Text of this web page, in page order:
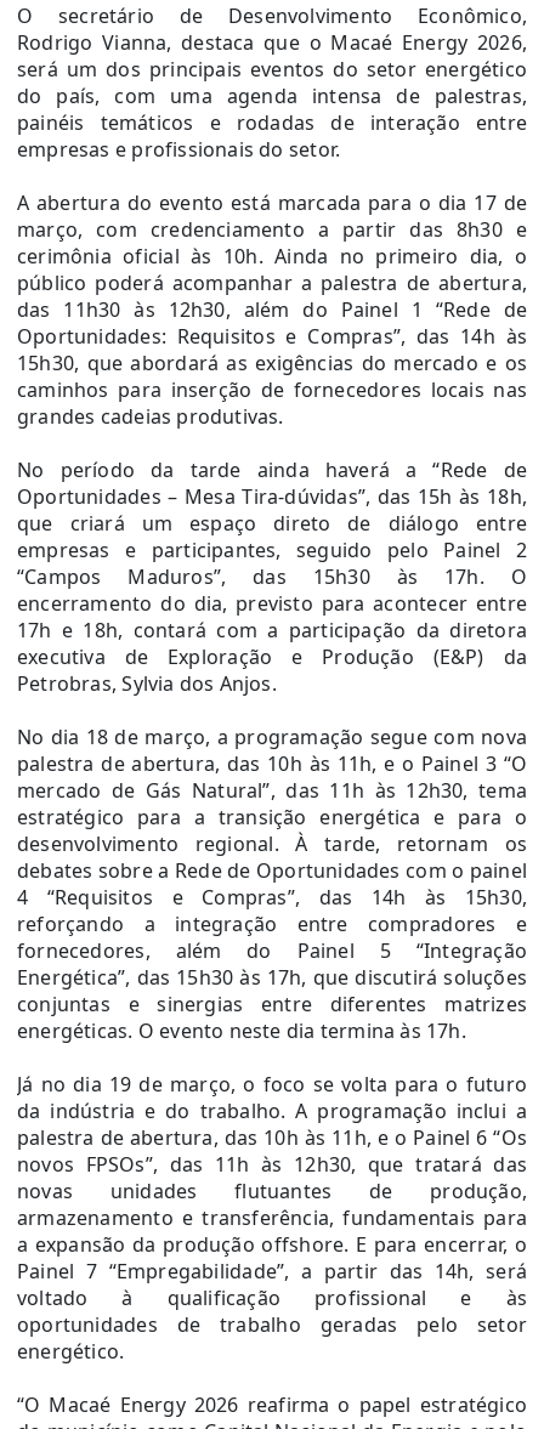
O secretário de Desenvolvimento Econômico,
Rodrigo Vianna, destaca que o Macaé Energy 2026,
será um dos principais eventos do setor energético
do país, com uma agenda intensa de palestras,
painéis temáticos e rodadas de interação entre
empresas e profissionais do setor.
A abertura do evento está marcada para o dia 17 de
março, com credenciamento a partir das 8h30 e
cerimônia oficial às 10h. Ainda no primeiro dia, o
público poderá acompanhar a palestra de abertura,
das 11h30 às 12h30, além do Painel 1 “Rede de
Oportunidades: Requisitos e Compras”, das 14h às
15h30, que abordará as exigências do mercado e os
caminhos para inserção de fornecedores locais nas
grandes cadeias produtivas.
No período da tarde ainda haverá a “Rede de
Oportunidades – Mesa Tira-dúvidas”, das 15h às 18h,
que criará um espaço direto de diálogo entre
empresas e participantes, seguido pelo Painel 2
“Campos Maduros”, das 15h30 às 17h. O
encerramento do dia, previsto para acontecer entre
17h e 18h, contará com a participação da diretora
executiva de Exploração e Produção (E&P) da
Petrobras, Sylvia dos Anjos.
No dia 18 de março, a programação segue com nova
palestra de abertura, das 10h às 11h, e o Painel 3 “O
mercado de Gás Natural”, das 11h às 12h30, tema
estratégico para a transição energética e para o
desenvolvimento regional. À tarde, retornam os
debates sobre a Rede de Oportunidades com o painel
4 “Requisitos e Compras”, das 14h às 15h30,
reforçando a integração entre compradores e
fornecedores, além do Painel 5 “Integração
Energética”, das 15h30 às 17h, que discutirá soluções
conjuntas e sinergias entre diferentes matrizes
energéticas. O evento neste dia termina às 17h.
Já no dia 19 de março, o foco se volta para o futuro
da indústria e do trabalho. A programação inclui a
palestra de abertura, das 10h às 11h, e o Painel 6 “Os
novos FPSOs”, das 11h às 12h30, que tratará das
novas unidades flutuantes de produção,
armazenamento e transferência, fundamentais para
a expansão da produção offshore. E para encerrar, o
Painel 7 “Empregabilidade”, a partir das 14h, será
voltado à qualificação profissional e às
oportunidades de trabalho geradas pelo setor
energético.
“O Macaé Energy 2026 reafirma o papel estratégico